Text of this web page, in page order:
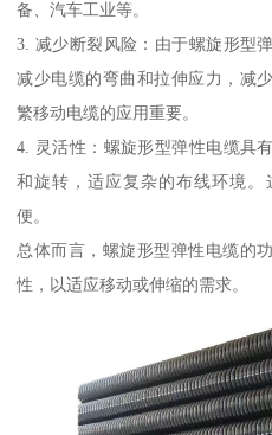
备、汽车工业等。
3. 减少断裂风险：由于螺旋形型
减少电缆的弯曲和拉伸应力，减
繁移动电缆的应用重要。
4. 灵活性：螺旋形型弹性电缆具
和旋转，适应复杂的布线环境
便。
总体而言，螺旋形型弹性电缆的
性，以适应移动或伸缩的需求。